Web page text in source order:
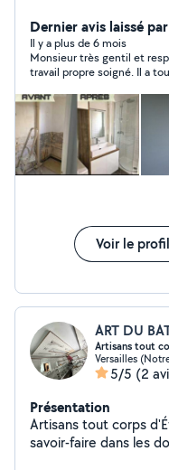
pose de cuisine
électricité,je fais un
mes clients satisfaits
Dernier avis laissé
Il y a plus de 6 mois
Monsieur très gentil et respectueux. Il fait
travail propre soigné. Il a
pas d 'arnaque. Aller y les
Voir le profil
ART DU
Artisans tout
Versailles
5/5 (2
Présentation
Artisans tout corps
savoir-faire dans les